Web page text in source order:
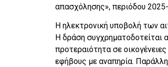
απασχόλησης», περιόδου
Η ηλεκτρονική υποβολή των
Η δράση συγχρηματοδοτείται
προτεραιότητα σε
εφήβους με αναπηρία.